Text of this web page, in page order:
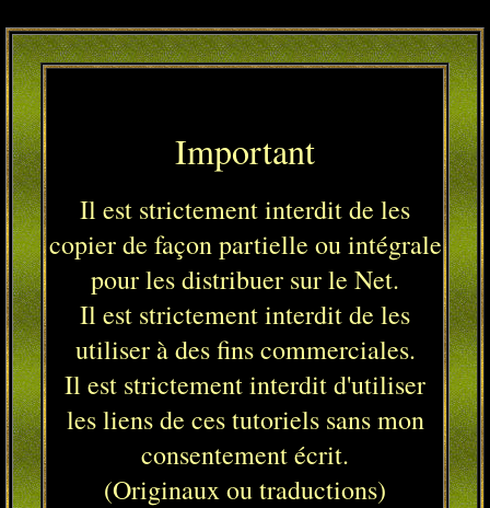
Important
Il est strictement interdit de les
copier de façon partielle ou intégrale
pour les distribuer sur le Net.
Il est strictement interdit de les
utiliser à des fins commerciales.
Il est strictement interdit d'utiliser
les liens de ces tutoriels sans mon
consentement écrit.
(Originaux ou traductions)